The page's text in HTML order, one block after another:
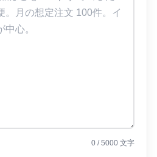
0 / 5000 文字